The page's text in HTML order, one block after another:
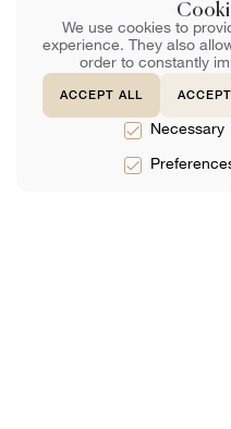
We use cookies to
experience. They also
order to constantly
ACCEPT ALL
Necessary